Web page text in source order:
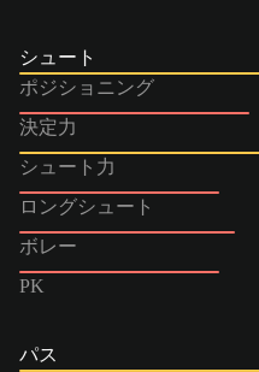
シュート
ポジショニング
決定力
シュート力
ロングシュート
ボレー
PK
パス